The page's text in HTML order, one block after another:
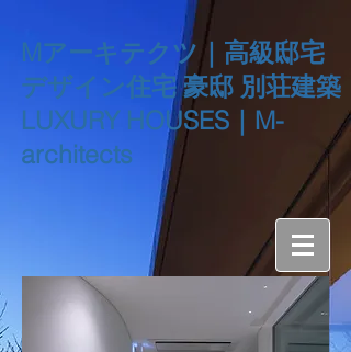
Mアーキテクツ｜高級邸宅
デザイン住宅 豪邸 別荘建築
LUXURY HOUSES｜M-
architects